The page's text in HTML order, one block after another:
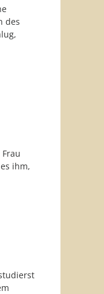
des
ihm,